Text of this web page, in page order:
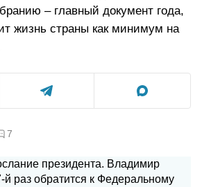
– главный документ года,
жизнь страны как минимум на
7